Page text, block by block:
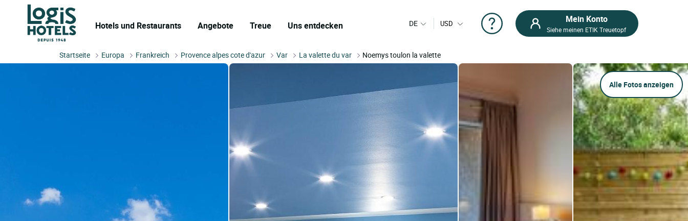
Hotels und Restaurants Angebote Treue Uns entdecken DE USD Mein Konto
Siehe meinen ETIK Treuetopf
Startseite Europa Frankreich Provence alpes cote d'azur Var La valette du var Noemys toulon la valette
Alle Fotos anzeigen